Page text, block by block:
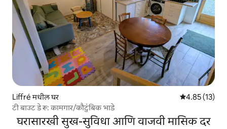
Liffré मधील घर 5 पैकी 4.85
4.85 (13)
टी बाउट डे रू: कामगार/कौटुंबिक भाडे
घरासारखी सुख-सुविधा आणि वाजवी मासिक दर